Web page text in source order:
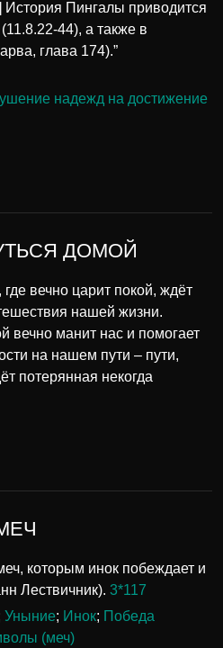
История Пингалы приводится
44), а также в
глава 174).”
надежд на достижение
ДОМОЙ
вечно царит покой, ждёт
нашей жизни.
вечно манит нас и помогает
на нашем пути – пути,
потерянная некогда
которым инок побеждает и
Лествичник). 3*117
Уныние; Инок; Победа
(меч)